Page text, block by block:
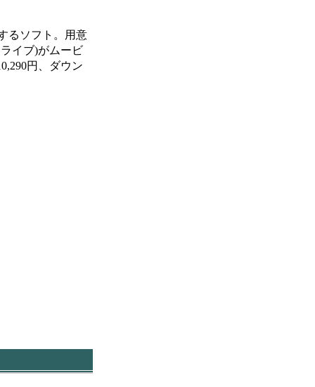
るソフト。用意
イブ)がムービ
円、ダウン